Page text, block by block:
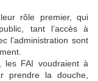
rôle premier, qui
tant l’accès à
l’administration sont
les FAI voudraient à
prendre la douche,